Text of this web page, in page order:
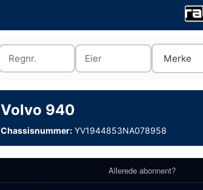
Volvo 940
Chassisnummer: YV1944853NA078958
Allerede abonnent?
Volvo 940